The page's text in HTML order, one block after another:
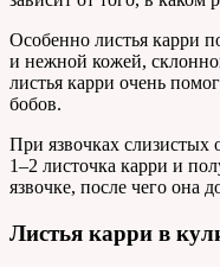
Особенно листья карри
и нежной кожей,
листья карри очень
бобов.
При язвочках слизистых
1–2 листочка карри и
язвочке, после чего она
Листья карри в